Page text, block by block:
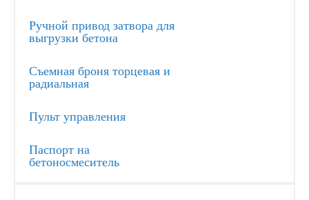
Ручной привод затвора для
выгрузки бетона
Съемная броня торцевая и
радиальная
Пульт управления
Паспорт на
бетоносмеситель